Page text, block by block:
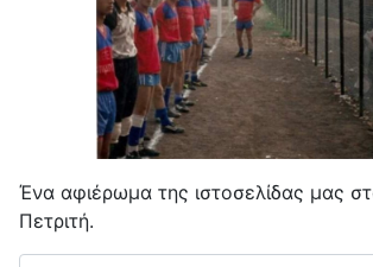
Ένα αφιέρωμα της ιστοσελίδας μας
Πετριτή.